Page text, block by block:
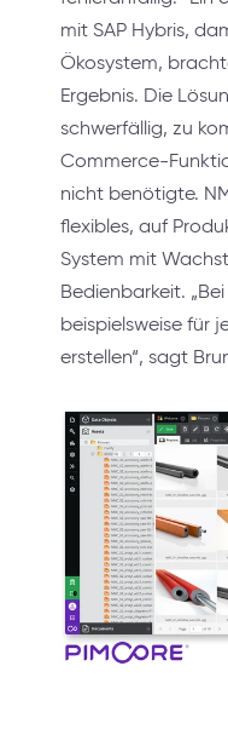
mit SAP Hybris,
Ökosystem,
Ergebnis. Die
schwerfällig, zu
Commerce-
nicht benötigte.
flexibles, auf
System mit
Bedienbarkeit.
beispielsweise für
erstellen“, sagt